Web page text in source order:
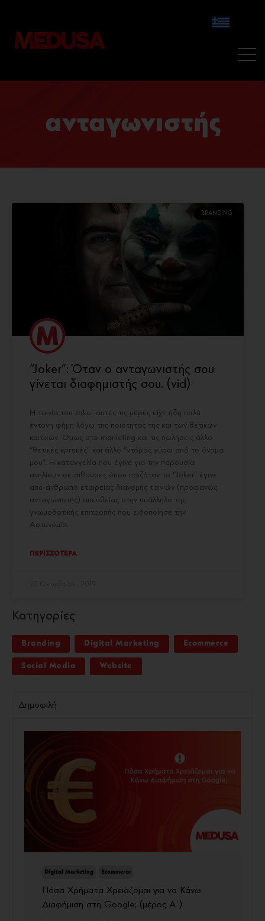
ανταγωνιστής
BRANDING
“Joker”: Όταν ο ανταγωνιστής σου
γίνεται διαφημιστής σου. (vid)
Η ταινία του Joker αυτές τις μέρες είχε ήδη πολύ
έντονη φήμη λόγω της ποιότητας της και των θετικών
κριτικών. Όμως στο marketing και τις πωλήσεις άλλο
“θετικές κριτικές” και άλλο “ντόρος γύρω από το όνομα
μου”. Η καταγγελία που έγινε για την παρουσία
ανηλίκων σε αίθουσες όπου παιζόταν το “Joker” έγινε
από άνθρωπο εταιρείας διανομής ταινιών (προφανώς
ανταγωνιστής) απευθείας στην υπάλληλο της
γνωμοδοτικής επιτροπής που ειδοποίησε την
Αστυνομία.
ΠΕΡΙΣΣΟΤΕΡΑ
Κατηγορίες
Branding Digital Marketing Ecommerce
Social Media Website
Δημοφιλή
Digital Marketing Ecommerce
Πόσα Χρήματα Χρειάζομαι για να Κάνω
Διαφήμιση στη Google; (μέρος Α΄)